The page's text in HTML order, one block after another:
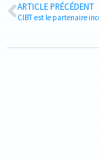
ARTICLE PRÉCÉDENT